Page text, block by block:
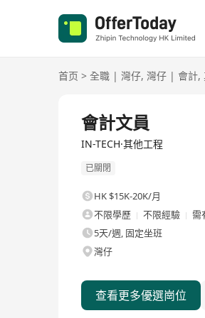
首页 > 全職 | 灣仔, 灣仔 | 會計,
會計文員
IN-TECH·其他工程
已關閉
HK $15K-20K/月
不限學歷
不限經驗
需
5天/週, 固定坐班
灣仔
查看更多優選崗位